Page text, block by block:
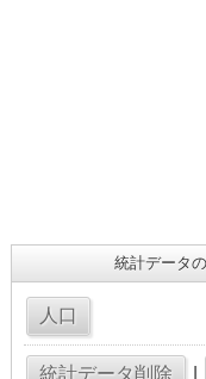
統計データ